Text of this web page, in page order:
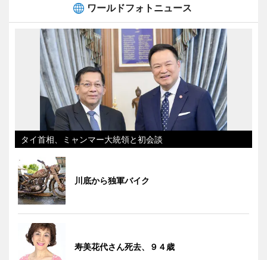
ワールドフォトニュース
タイ首相、ミャンマー大統領と初会談
川底から独軍バイク
寿美花代さん死去、９４歳